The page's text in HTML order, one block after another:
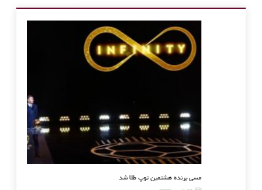
مذاکره پدر نیمار با باشگاه بارسلونا